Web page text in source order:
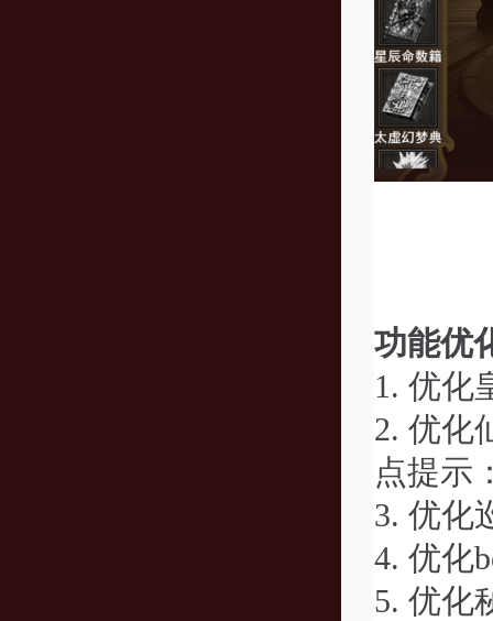
功能优
1. 优化
2. 优化
点提示
3. 优化
4. 优化
5. 优化